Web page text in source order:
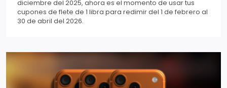
diciembre del 2025, ahora es el momento de usar tus
cupones de flete de 1 libra para redimir del 1 de febrero al
30 de abril del 2026.